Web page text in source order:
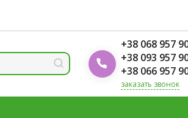
+38 068 957
+38 093 957
+38 066 957
заказать звонок